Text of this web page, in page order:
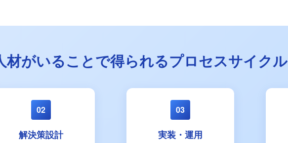
材がいることで得られるプロセスサイクル
02
解決策設計
03
実装・運用